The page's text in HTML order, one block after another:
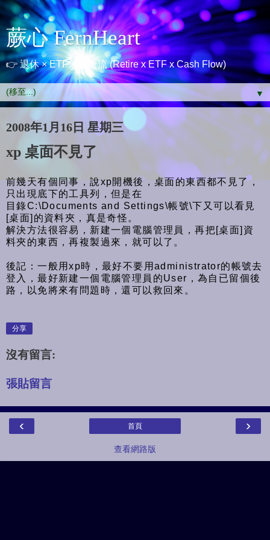
蕨心 FernHeart
👉 退休 × ETF × 現金流 (Retire x ETF x Cash Flow)
▼
2008年1月16日 星期三
xp 桌面不見了
前幾天有個同事，說xp開機後，桌面的東西都不見了，
只出現底下的工具列，但是在
目錄C:\Documents and Settings\帳號\下又可以看見
[桌面]的資料夾，真是奇怪。
解決方法很容易，新建一個電腦管理員，再把[桌面]資
料夾的東西，再複製過來，就可以了。
後記：一般用xp時，最好不要用administrator的帳號去
登入，最好新建一個電腦管理員的User，為自已留個後
路，以免將來有問題時，還可以救回來。
分享
沒有留言:
張貼留言
‹ ›
首頁
查看網路版